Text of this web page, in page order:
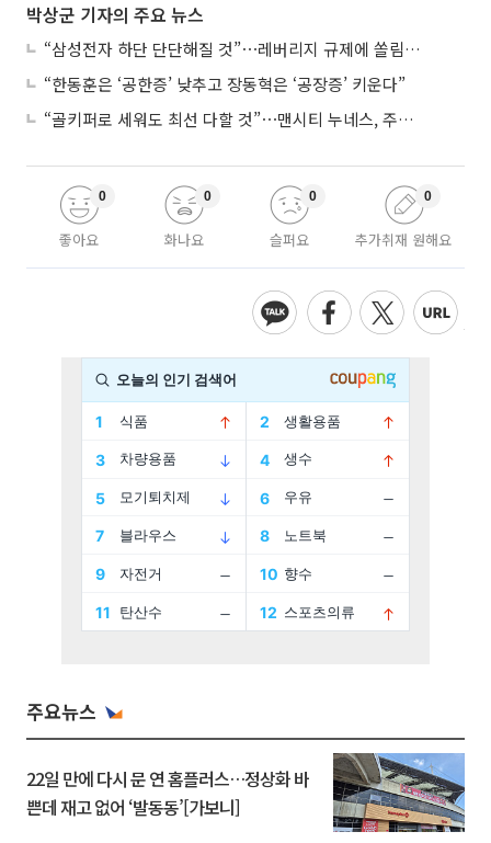
박상군 기자의 주요 뉴스
“삼성전자 하단 단단해질 것”⋯레버리지 규제에 쏠림 완화
“한동훈은 ‘공한증’ 낮추고 장동혁은 ‘공장증’ 키운다”
“골키퍼로 세워도 최선 다할 것”⋯맨시티 누네스, 주전 경쟁 각오
좋아요
0
화나요
0
슬퍼요
0
추가취재 원해요
0
주요뉴스
22일 만에 다시 문 연 홈플러스…정상화 바
쁜데 재고 없어 ‘발동동’[가보니]